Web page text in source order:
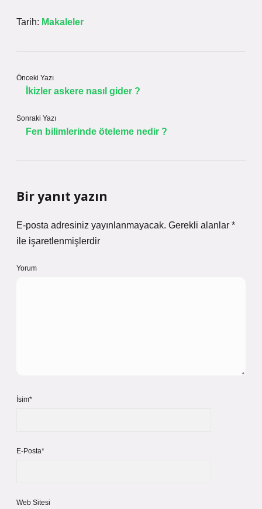
Tarih: Makaleler
Önceki Yazı
İkizler askere nasıl gider ?
Sonraki Yazı
Fen bilimlerinde öteleme nedir ?
Bir yanıt yazın
E-posta adresiniz yayınlanmayacak. Gerekli alanlar *
ile işaretlenmişlerdir
Yorum
İsim*
E-Posta*
Web Sitesi